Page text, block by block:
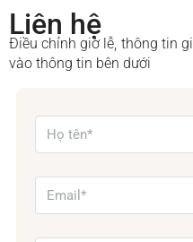
Liên hệ
Điều chỉnh giờ lễ, thông tin
vào thông tin bên dưới